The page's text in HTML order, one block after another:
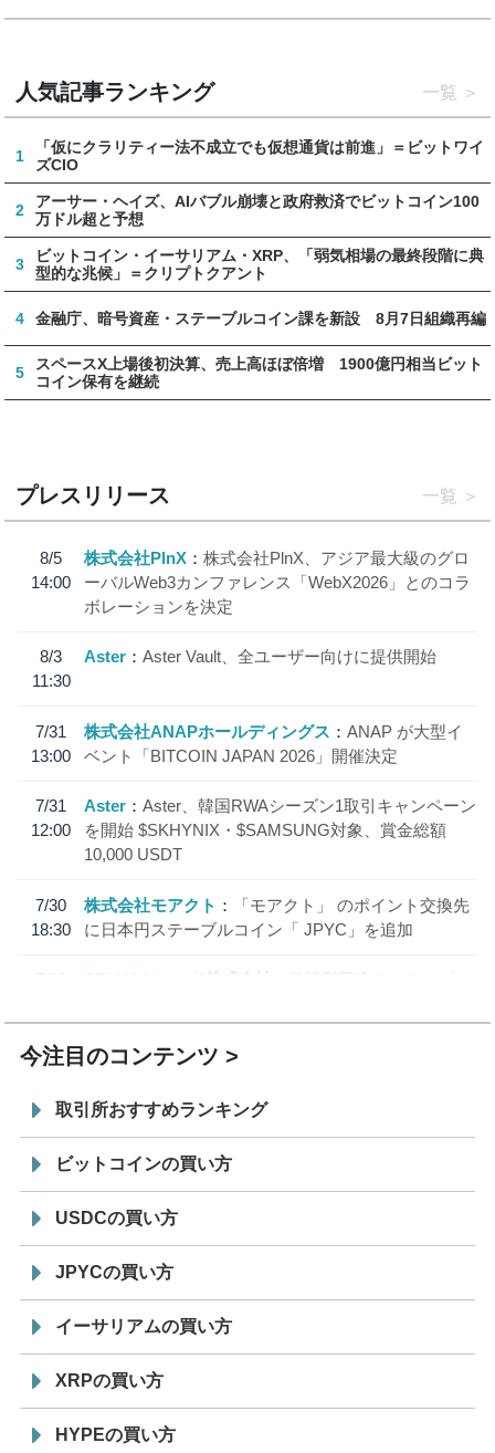
人気記事ランキング 一覧
1
「仮にクラリティー法不成立でも仮想通貨は前進」＝ビットワイ
ズCIO
2
アーサー・ヘイズ、AIバブル崩壊と政府救済でビットコイン100
万ドル超と予想
3
ビットコイン・イーサリアム・XRP、「弱気相場の最終段階に典
型的な兆候」＝クリプトクアント
4 金融庁、暗号資産・ステーブルコイン課を新設 8月7日組織再編
5
スペースX上場後初決算、売上高ほぼ倍増 1900億円相当ビット
コイン保有を継続
プレスリリース 一覧
8/5
14:00
株式会社PlnX
株式会社PlnX、アジア最大級のグロ
ーバルWeb3カンファレンス「WebX2026」とのコラ
ボレーションを決定
8/3
11:30
Aster Aster Vault、全ユーザー向けに提供開始
7/31
13:00
株式会社ANAPホールディングス
ANAP が大型イ
ベント「BITCOIN JAPAN 2026」開催決定
7/31
12:00
Aster
Aster、韓国RWAシーズン1取引キャンペーン
を開始 $SKHYNIX・$SAMSUNG対象、賞金総額
10,000 USDT
7/30
18:30
株式会社モアクト
「モアクト」 のポイント交換先
に日本円ステーブルコイン「 JPYC」を追加
7/29
SBI VCトレード株式会社
信託型円建てステーブル
今注目のコンテンツ
取引所おすすめランキング
ビットコインの買い方
USDCの買い方
JPYCの買い方
イーサリアムの買い方
XRPの買い方
HYPEの買い方